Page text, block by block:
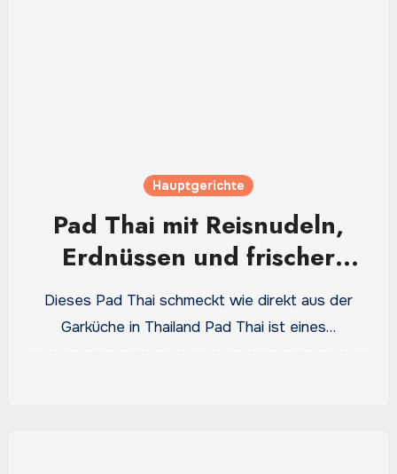
Hauptgerichte
Pad Thai mit Reisnudeln,
Erdnüssen und frischer
Limette
Dieses Pad Thai schmeckt wie direkt aus der
Garküche in Thailand Pad Thai ist eines…